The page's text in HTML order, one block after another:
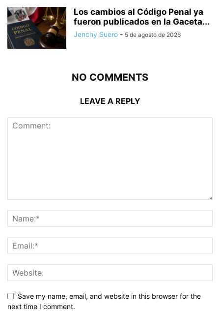
Los cambios al Código Penal ya
fueron publicados en la Gaceta...
Jenchy Suero - 5 de agosto de 2026
NO COMMENTS
LEAVE A REPLY
Save my name, email, and website in this browser for the
next time I comment.